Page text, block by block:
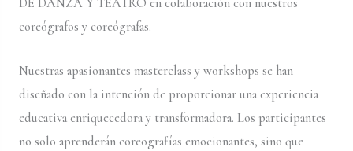
coreógrafos y coreógrafas.
Nuestras apasionantes masterclass y workshops se han
diseñado con la intención de proporcionar una experiencia
educativa enriquecedora y transformadora. Los participantes
no solo aprenderán coreografías emocionantes, sino que